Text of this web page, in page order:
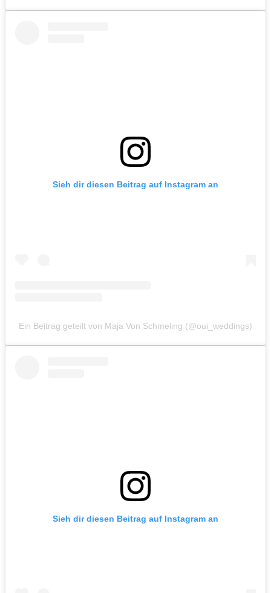
Sieh dir diesen Beitrag auf Instagram an
Ein Beitrag geteilt von Maja Von Schmeling (@oui_weddings)
Sieh dir diesen Beitrag auf Instagram an